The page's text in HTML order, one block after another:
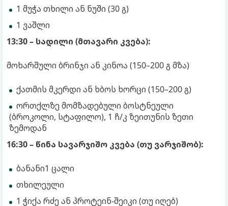
1 მუჭა თხილი ან ნუში (30 გ)
1 ვაშლი
13:30 – სადილი (მთავარი კვება):
მოხარშული ბრინჯი ან კინოა (150–200 გ მზა)
ქათმის მკერდი ან ხბოს ხორცი (150–200 გ)
ორთქლზე მომზადებული ბოსტნეული
(ბროკოლი, სტაფილო), 1 ჩ/კ ზეითუნის ზეთი
ზემოდან
16:30 – წინა სავარჯიშო კვება (თუ ვარჯიშობ):
ბანანი1 ცალი
თხილეული
1 ჭიქა რძე ან პროტეინ-შეიკი (თუ იღებ)